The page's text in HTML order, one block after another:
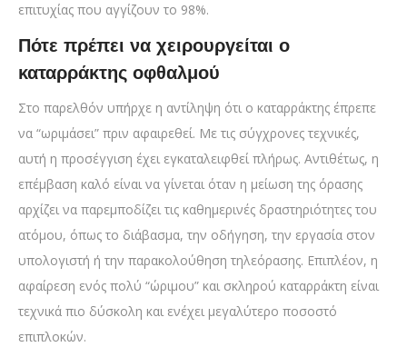
επιτυχίας που αγγίζουν το 98%.
Πότε πρέπει να χειρουργείται ο
καταρράκτης οφθαλμού
Στο παρελθόν υπήρχε η αντίληψη ότι ο καταρράκτης έπρεπε
να “ωριμάσει” πριν αφαιρεθεί. Με τις σύγχρονες τεχνικές,
αυτή η προσέγγιση έχει εγκαταλειφθεί πλήρως. Αντιθέτως, η
επέμβαση καλό είναι να γίνεται όταν η μείωση της όρασης
αρχίζει να παρεμποδίζει τις καθημερινές δραστηριότητες του
ατόμου, όπως το διάβασμα, την οδήγηση, την εργασία στον
υπολογιστή ή την παρακολούθηση τηλεόρασης. Επιπλέον, η
αφαίρεση ενός πολύ “ώριμου” και σκληρού καταρράκτη είναι
τεχνικά πιο δύσκολη και ενέχει μεγαλύτερο ποσοστό
επιπλοκών.